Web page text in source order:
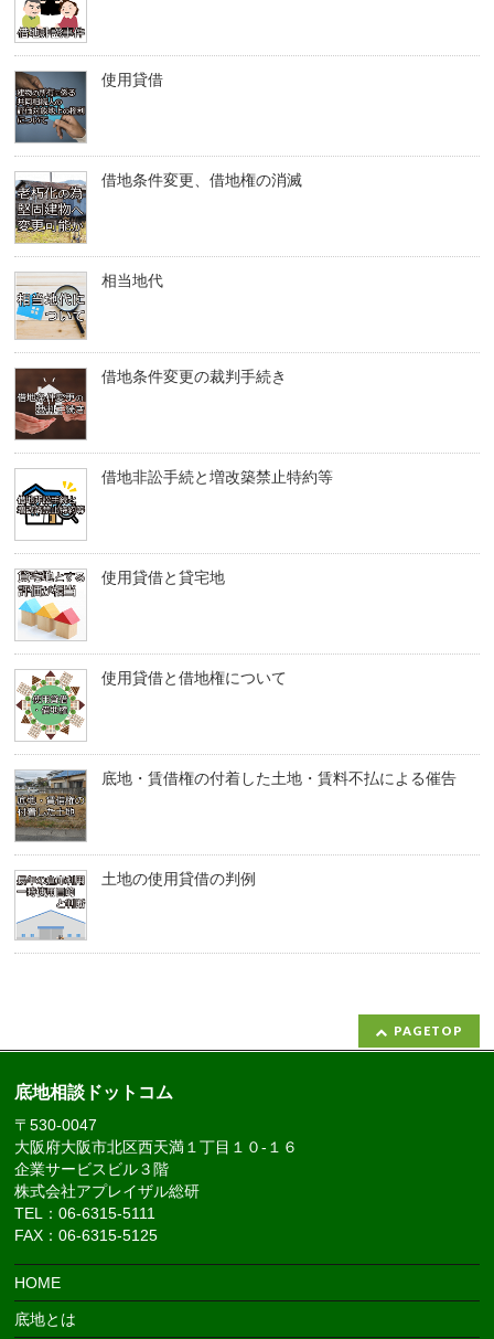
使用貸借
借地条件変更、借地権の消滅
相当地代
借地条件変更の裁判手続き
借地非訟手続と増改築禁止特約等
使用貸借と貸宅地
使用貸借と借地権について
底地・賃借権の付着した土地・賃料不払による催告
土地の使用貸借の判例
PAGETOP
底地相談ドットコム
〒530-0047
大阪府大阪市北区西天満１丁目１０-１６
企業サービスビル３階
株式会社アプレイザル総研
TEL：06-6315-5111
FAX：06-6315-5125
HOME
底地とは